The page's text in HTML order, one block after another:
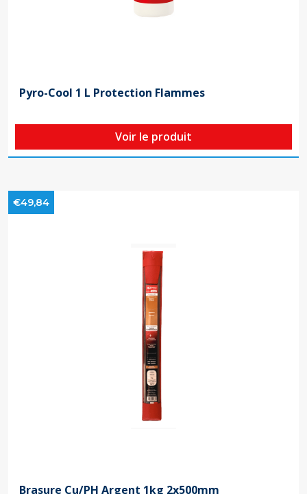
Pyro-Cool 1 L Protection Flammes
Voir le produit
€49,84
Brasure Cu/PH Argent 1kg 2x500mm